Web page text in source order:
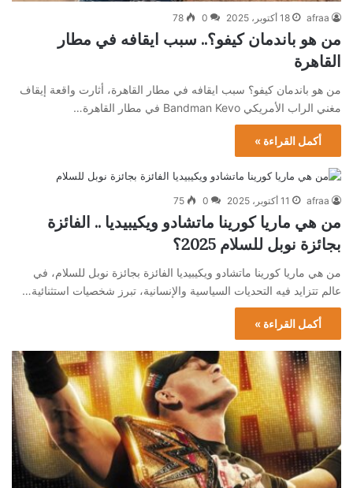
afraa 18 أكتوبر، 2025 0
78
من هو باندمان كيفو؟.. سبب ايقافه في مطار
القاهرة
من هو باندمان كيفو؟ سبب ايقافه في مطار القاهرة، أثارت واقعة إيقاف
مغني الراب الأمريكي Bandman Kevo في مطار القاهرة…
أكمل القراءة »
afraa 11 أكتوبر، 2025 0
75
من هي ماريا كورينا ماتشادو ويكيبيديا .. الفائزة
بجائزة نوبل للسلام 2025؟
من هي ماريا كورينا ماتشادو ويكيبيديا الفائزة بجائزة نوبل للسلام، في
عالم تتزايد فيه التحديات السياسية والإنسانية، تبرز شخصيات استثنائية…
أكمل القراءة »